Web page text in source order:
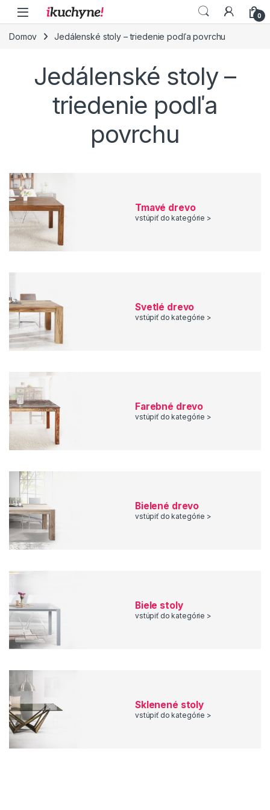
Skip to navigation
Skip to content
0
Domov Jedálenské stoly – triedenie podľa povrchu
Jedálenské stoly –
triedenie podľa
povrchu
Tmavé drevo
vstúpiť do kategórie >
Svetlé drevo
vstúpiť do kategórie >
Farebné drevo
vstúpiť do kategórie >
Bielené drevo
vstúpiť do kategórie >
Biele stoly
vstúpiť do kategórie >
Sklenené stoly
vstúpiť do kategórie >